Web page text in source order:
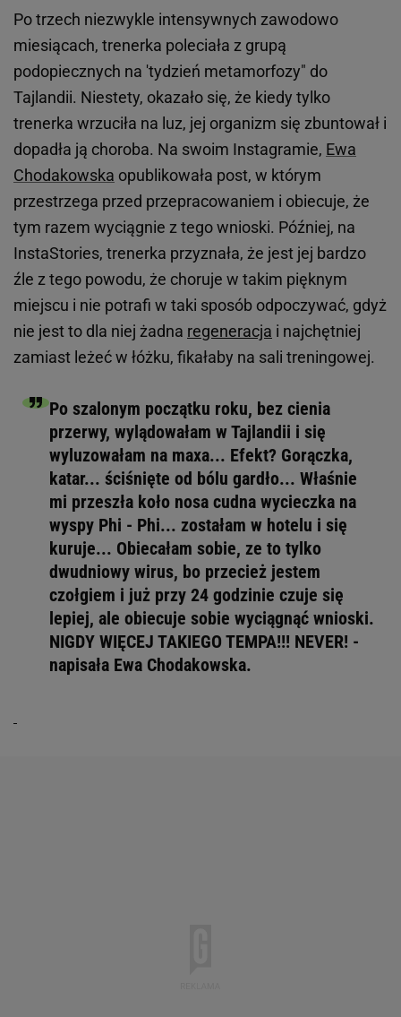
Po trzech niezwykle intensywnych zawodowo
miesiącach, trenerka poleciała z grupą
podopiecznych na 'tydzień metamorfozy" do
Tajlandii. Niestety, okazało się, że kiedy tylko
trenerka wrzuciła na luz, jej organizm się zbuntował i
dopadła ją choroba. Na swoim Instagramie, Ewa
Chodakowska opublikowała post, w którym
przestrzega przed przepracowaniem i obiecuje, że
tym razem wyciągnie z tego wnioski. Później, na
InstaStories, trenerka przyznała, że jest jej bardzo
źle z tego powodu, że choruje w takim pięknym
miejscu i nie potrafi w taki sposób odpoczywać, gdyż
nie jest to dla niej żadna regeneracja i najchętniej
zamiast leżeć w łóżku, fikałaby na sali treningowej.
Po szalonym początku roku, bez cienia
przerwy, wylądowałam w Tajlandii i się
wyluzowałam na maxa... Efekt? Gorączka,
katar... ściśnięte od bólu gardło... Właśnie
mi przeszła koło nosa cudna wycieczka na
wyspy Phi - Phi... zostałam w hotelu i się
kuruje... Obiecałam sobie, ze to tylko
dwudniowy wirus, bo przecież jestem
czołgiem i już przy 24 godzinie czuje się
lepiej, ale obiecuje sobie wyciągnąć wnioski.
NIGDY WIĘCEJ TAKIEGO TEMPA!!! NEVER! -
napisała Ewa Chodakowska.